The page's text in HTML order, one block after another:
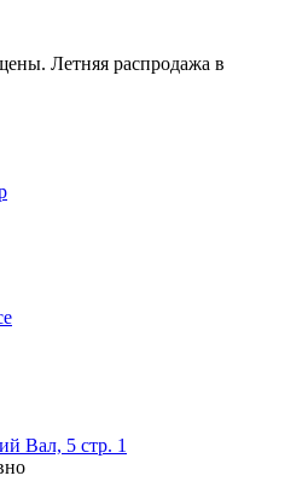
Летняя распродажа в
Вал, 5 стр. 1